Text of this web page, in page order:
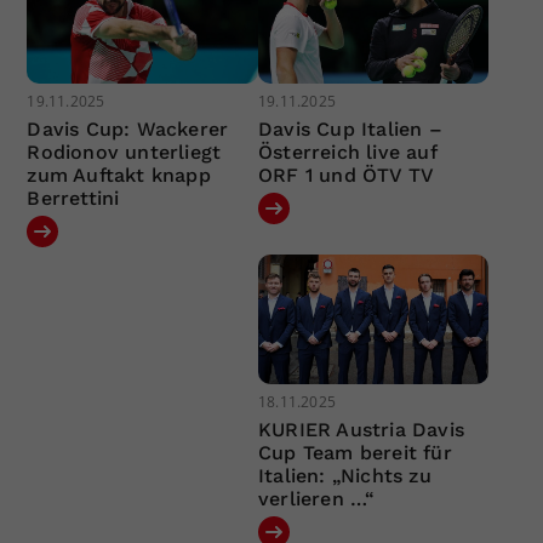
19.11.2025
Davis Cup: Wackerer
Rodionov unterliegt
zum Auftakt knapp
Berrettini
19.11.2025
Davis Cup Italien –
Österreich live auf
ORF 1 und ÖTV TV
18.11.2025
KURIER Austria Davis
Cup Team bereit für
Italien: „Nichts zu
verlieren …“